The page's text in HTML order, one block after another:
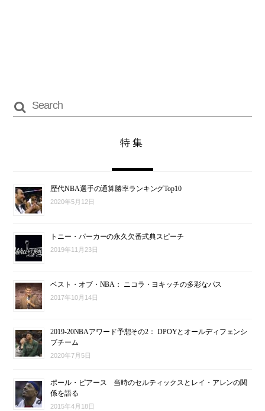
特集
歴代NBA選手の通算勝率ランキングTop10
2020年5月12日
トニー・パーカーの永久欠番式典スピーチ
2019年11月23日
ベスト・オブ・NBA： ニコラ・ヨキッチの多彩なパス
2017年10月14日
2019-20NBAアワード予想その2： DPOYとオールディフェンシ
ブチーム
2020年7月5日
ポール・ピアース 当時のセルティックスとレイ・アレンの関
係を語る
2015年4月18日